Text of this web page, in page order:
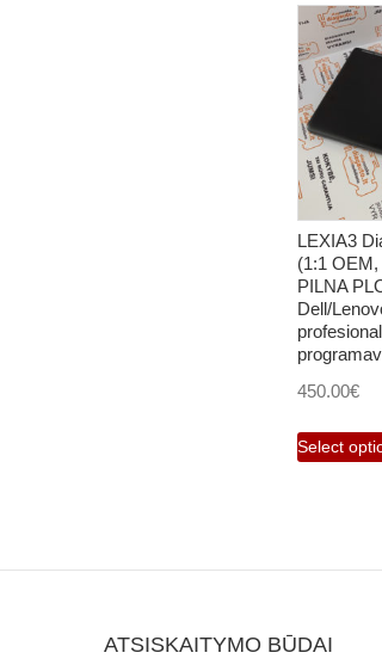
LEXIA3
(1:1
PILNA
Dell/
450.00€
Select
ATSISKAITYMO BŪDAI